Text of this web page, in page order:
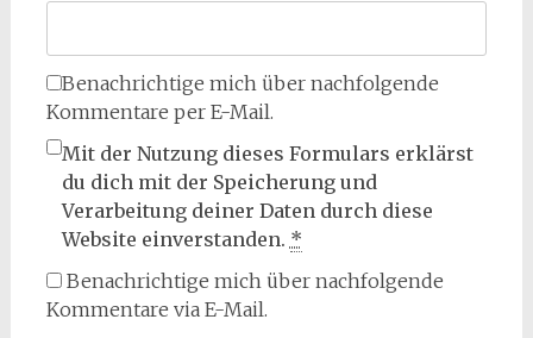
Benachrichtige mich über nachfolgende
Kommentare per E-Mail.
Mit der Nutzung dieses Formulars erklärst
du dich mit der Speicherung und
Verarbeitung deiner Daten durch diese
Website einverstanden. *
Benachrichtige mich über nachfolgende
Kommentare via E-Mail.